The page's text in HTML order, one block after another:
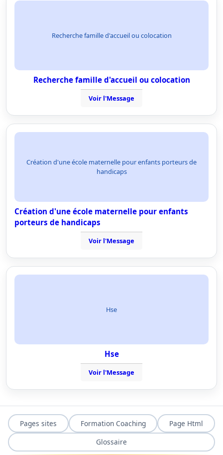
Recherche famille d'accueil ou colocation
Recherche famille d'accueil ou colocation
Voir l'Message
Création d'une école maternelle pour enfants porteurs de
handicaps
Création d'une école maternelle pour enfants
porteurs de handicaps
Voir l'Message
Hse
Hse
Voir l'Message
Pages sites Formation Coaching
Page Html
Glossaire